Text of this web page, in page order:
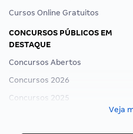
Cursos Online Gratuitos
CONCURSOS PÚBLICOS EM
DESTAQUE
Concursos Abertos
Concursos 2026
Concursos 2025
Veja